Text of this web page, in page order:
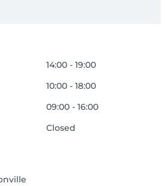
14:00 - 19:00
10:00 - 18:00
09:00 - 16:00
Closed